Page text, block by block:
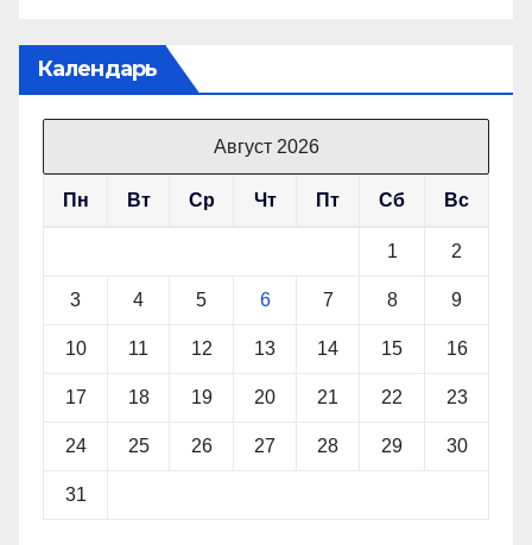
Календарь
Август 2026
Пн Вт Ср Чт Пт Сб Вс
1 2
3 4 5 6 7 8 9
10 11 12 13 14 15 16
17 18 19 20 21 22 23
24 25 26 27 28 29 30
31